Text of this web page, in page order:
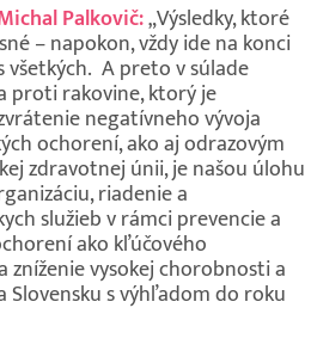
Palkovič:„Výsledky, ktoré
– napokon, vždy ide na konci
všetkých. A preto v súlade
proti rakovine, ktorý je
negatívneho vývoja
ochorení, ako aj odrazovým
zdravotnej únii, je našou úlohu
riadenie a
služieb v rámci prevencie a
ako kľúčového
vysokej chorobnosti a
s výhľadom do roku